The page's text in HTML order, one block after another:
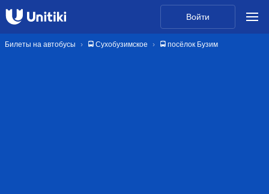
Войти
Билеты на автобусы 🚍 Сухобузимское 🚍 посёлок Бузим